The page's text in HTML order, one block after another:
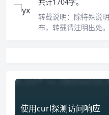
转载说明： 除特殊说
布，转载请注明出处。
使用curl探测访问响应